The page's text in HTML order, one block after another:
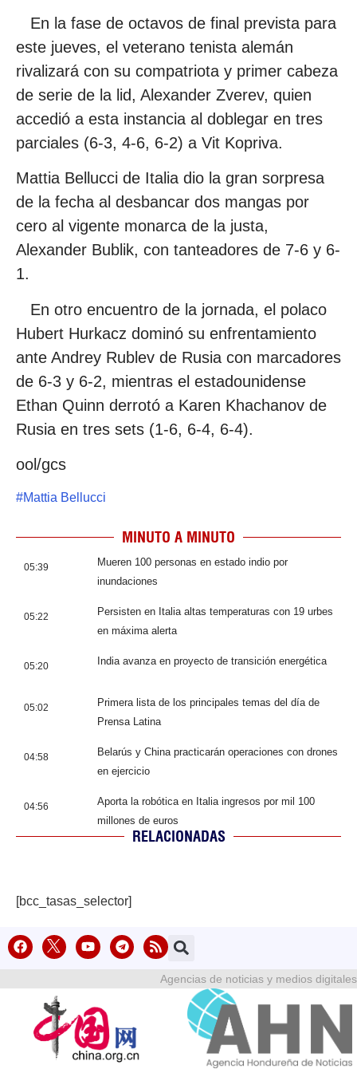
En la fase de octavos de final prevista para
este jueves, el veterano tenista alemán
rivalizará con su compatriota y primer cabeza
de serie de la lid, Alexander Zverev, quien
accedió a esta instancia al doblegar en tres
parciales (6-3, 4-6, 6-2) a Vit Kopriva.
Mattia Bellucci de Italia dio la gran sorpresa
de la fecha al desbancar dos mangas por
cero al vigente monarca de la justa,
Alexander Bublik, con tanteadores de 7-6 y 6-
1.
En otro encuentro de la jornada, el polaco
Hubert Hurkacz dominó su enfrentamiento
ante Andrey Rublev de Rusia con marcadores
de 6-3 y 6-2, mientras el estadounidense
Ethan Quinn derrotó a Karen Khachanov de
Rusia en tres sets (1-6, 6-4, 6-4).
ool/gcs
#Mattia Bellucci
MINUTO A MINUTO
05:39
Mueren 100 personas en estado indio por
inundaciones
05:22
Persisten en Italia altas temperaturas con 19 urbes
en máxima alerta
05:20 India avanza en proyecto de transición energética
05:02
Primera lista de los principales temas del día de
Prensa Latina
04:58
Belarús y China practicarán operaciones con drones
en ejercicio
04:56
Aporta la robótica en Italia ingresos por mil 100
millones de euros
RELACIONADAS
[bcc_tasas_selector]
Agencias de noticias y medios digitales